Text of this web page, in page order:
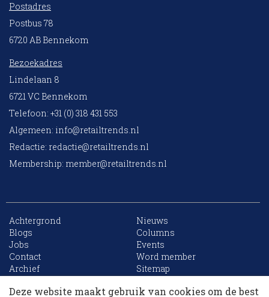
Postadres
Postbus 78
6720 AB Bennekom
Bezoekadres
Lindelaan 8
6721 VC Bennekom
Telefoon: +31 (0) 318 431 553
Algemeen: info@retailtrends.nl
Redactie: redactie@retailtrends.nl
Membership: member@retailtrends.nl
Achtergrond
Nieuws
Blogs
Columns
Jobs
Events
Contact
Word member
Archief
Sitemap
Deze website maakt gebruik van cookies om de best